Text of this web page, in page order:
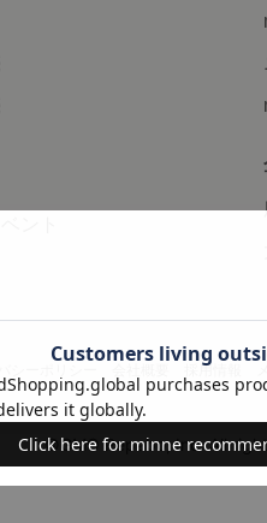
ント
採用情報
©GMO Pepabo, Inc. All